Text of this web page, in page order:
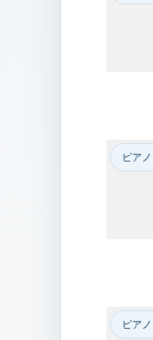
ピアノ
ピアノ